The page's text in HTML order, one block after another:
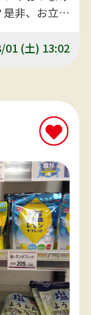
非、お立ち
01 (土) 13:02